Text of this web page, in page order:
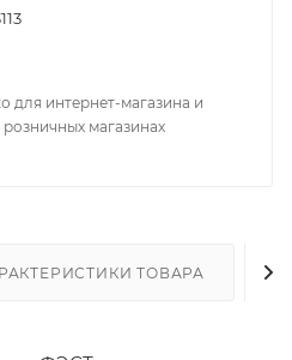
для интернет-магазина и
магазинах
ТОВАРА